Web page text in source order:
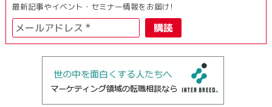
最新記事やイベント・セミナー情報をお届け!